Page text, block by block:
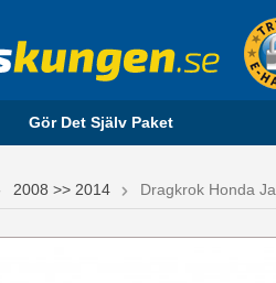
Gör Det Själv Paket
2008 >> 2014 Dragkrok Honda